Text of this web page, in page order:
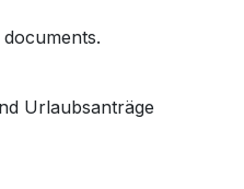
Urlaubsanträge